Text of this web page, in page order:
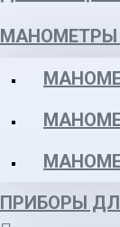
МАНОМЕТРЫ
ПРИБОРЫ